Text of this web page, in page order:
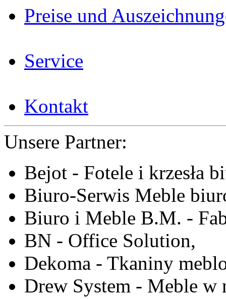
Preise und
Service
Kontakt
Unsere Partner:
Bejot - Fotele i krzesła
Biuro-Serwis Meble
Biuro i Meble B.M. -
BN - Office Solution,
Dekoma - Tkaniny
Drew System - Meble w